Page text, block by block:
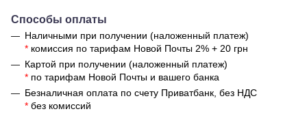
Способы оплаты
Наличными при получении (наложенный платеж)
* комиссия по тарифам Новой Почты 2% + 20 грн
Картой при получении (наложенный платеж)
* по тарифам Новой Почты и вашего банка
Безналичная оплата по счету Приватбанк, без НДС
* без комиссий